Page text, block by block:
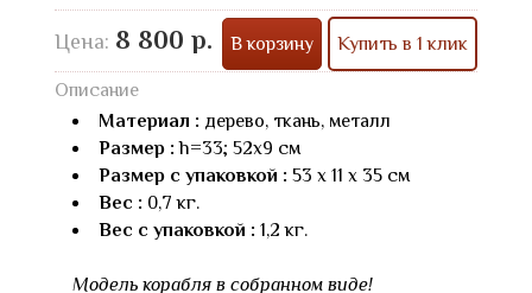
Цена: 8 800 р. В корзину Купить в 1 клик
Описание
Материал : дерево, ткань, металл
Размер :h=33; 52х9 см
Размер с упаковкой : 53 х 11 х 35 см
Вес : 0,7 кг.
Вес с упаковкой : 1,2 кг.
Модель корабля в собранном виде!